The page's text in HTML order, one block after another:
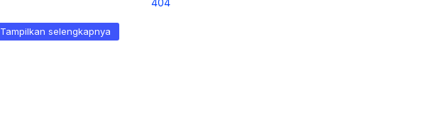
Tampilkan selengkapnya
404